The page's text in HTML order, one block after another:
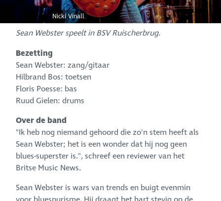
Nicki Vinall
Sean Webster speelt in BSV Ruischerbrug.
Bezetting
Sean Webster: zang/gitaar
Hilbrand Bos: toetsen
Floris Poesse: bas
Ruud Gielen: drums
Over de band
"Ik heb nog niemand gehoord die zo'n stem heeft als
Sean Webster; het is een wonder dat hij nog geen
blues-superster is.", schreef een reviewer van het
Britse Music News.
Sean Webster is wars van trends en buigt evenmin